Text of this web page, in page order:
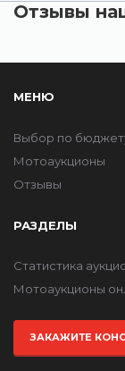
Отзывы
МЕНЮ
Выбор по
Мотоаукционы
Отзывы
РАЗДЕЛЫ
Статистика
Мотоаукционы
ЗАКАЖИТЕ